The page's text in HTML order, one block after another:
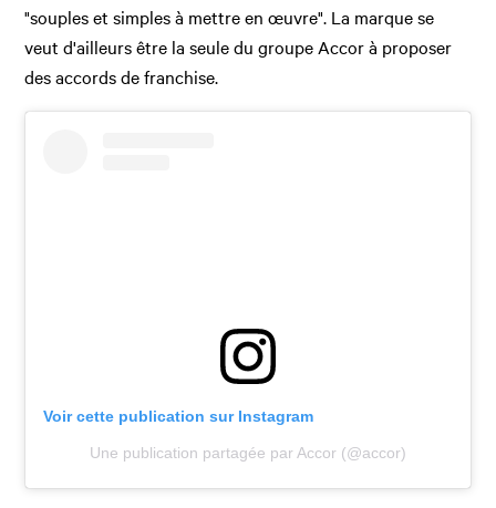
"souples et simples à mettre en œuvre". La marque se
veut d'ailleurs être la seule du groupe Accor à proposer
des accords de franchise.
Voir cette publication sur Instagram
Une publication partagée par Accor (@accor)